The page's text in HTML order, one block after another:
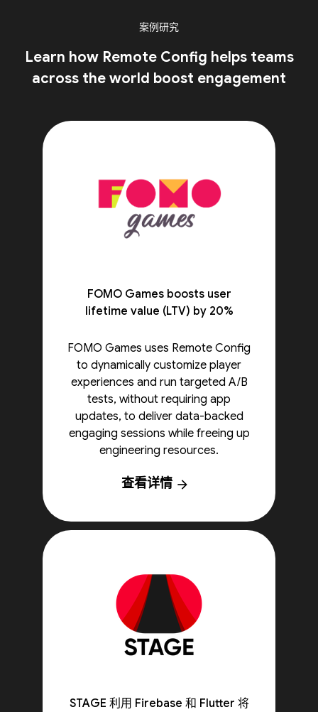
案例研究
Learn how Remote Config helps teams
across the world boost engagement
FOMO Games boosts user
lifetime value (LTV) by 20%
FOMO Games uses Remote Config
to dynamically customize player
experiences and run targeted A/B
tests, without requiring app
updates, to deliver data-backed
engaging sessions while freeing up
engineering resources.
查看详情 arrow_forward
STAGE 利用 Firebase 和 Flutter 将